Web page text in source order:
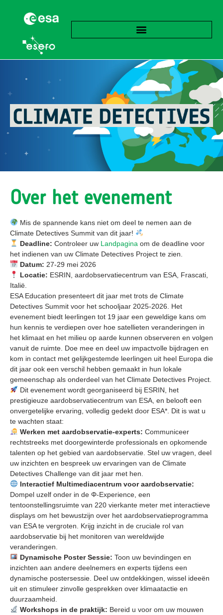
Over het evenement
Mis de spannende kans niet om deel te nemen aan de
Climate Detectives Summit van dit jaar!
Deadline: Controleer uwLandpagina om de deadline voor
het indienen van uw Climate Detectives Project te zien.
Datum: 27-29 mei 2026
Locatie: ESRIN, aardobservatiecentrum van ESA, Frascati,
Italië.
ESA Education presenteert dit jaar met trots de Climate
Detectives Summit voor het schooljaar 2025-2026. Het
evenement biedt leerlingen tot 19 jaar een geweldige kans om
hun kennis te verdiepen over hoe satellieten veranderingen in
het klimaat en het milieu op aarde kunnen observeren en volgen
vanuit de ruimte. Doe mee en deel uw impactvolle bijdragen en
kom in contact met gelijkgestemde leerlingen uit heel Europa die
dit jaar ook een verschil hebben gemaakt in hun lokale
gemeenschap als onderdeel van het Climate Detectives Project.
Dit evenement wordt georganiseerd bij ESRIN, het
prestigieuze aardobservatiecentrum van ESA, en belooft een
onvergetelijke ervaring, volledig gedekt door ESA*. Dit is wat u
te wachten staat:
Werken met aardobservatie-experts: Communiceer
rechtstreeks met doorgewinterde professionals en opkomende
talenten op het gebied van aardobservatie. Stel uw vragen, deel
uw inzichten en bespreek uw ervaringen van de Climate
Detectives Challenge van dit jaar met hen.
Interactief Multimediacentrum voor aardobservatie:
Dompel uzelf onder in de Φ-Experience, een
tentoonstellingsruimte van 220 vierkante meter met interactieve
displays om het bewustzijn over het aardobservatieprogramma
van ESA te vergroten. Krijg inzicht in de cruciale rol van
aardobservatie bij het monitoren van wereldwijde
veranderingen.
Dynamische Poster Sessie: Toon uw bevindingen en
inzichten aan andere deelnemers en experts tijdens een
dynamische postersessie. Deel uw ontdekkingen, wissel ideeën
uit en stimuleer zinvolle gesprekken over klimaatactie en
duurzaamheid.
Workshops in de praktijk: Bereid u voor om uw mouwen